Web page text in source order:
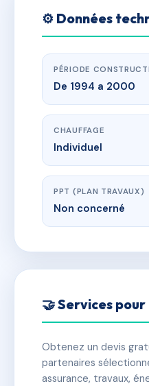
⚙️ Données
PÉRIODE
De 1994 a 2000
CHAUFFAGE
Individuel
PPT (PLAN TRAVAUX)
Non concerné
🤝 Services
Obtenez un devis
partenaires
assurance, travaux,